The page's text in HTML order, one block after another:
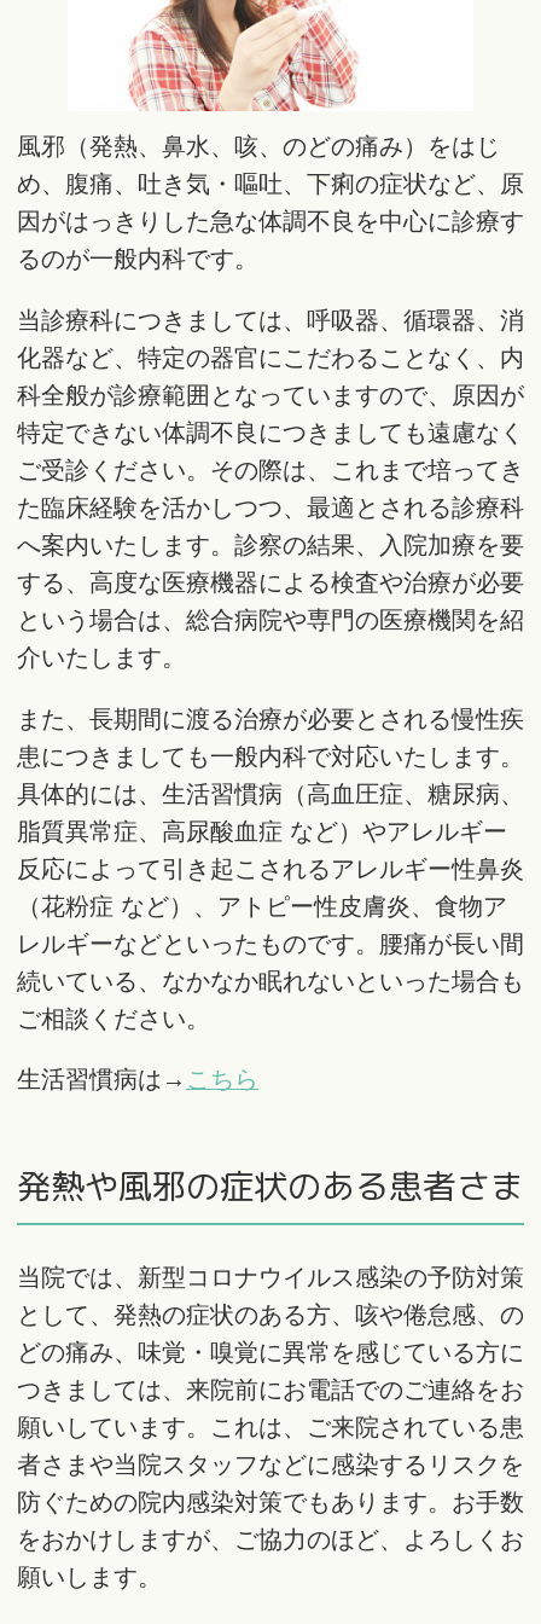
風邪（発熱、鼻水、咳、のどの痛み）をはじ
め、腹痛、吐き気・嘔吐、下痢の症状など、原
因がはっきりした急な体調不良を中心に診療す
るのが一般内科です。
当診療科につきましては、呼吸器、循環器、消
化器など、特定の器官にこだわることなく、内
科全般が診療範囲となっていますので、原因が
特定できない体調不良につきましても遠慮なく
ご受診ください。その際は、これまで培ってき
た臨床経験を活かしつつ、最適とされる診療科
へ案内いたします。診察の結果、入院加療を要
する、高度な医療機器による検査や治療が必要
という場合は、総合病院や専門の医療機関を紹
介いたします。
また、長期間に渡る治療が必要とされる慢性疾
患につきましても一般内科で対応いたします。
具体的には、生活習慣病（高血圧症、糖尿病、
脂質異常症、高尿酸血症 など）やアレルギー
反応によって引き起こされるアレルギー性鼻炎
（花粉症 など）、アトピー性皮膚炎、食物ア
レルギーなどといったものです。腰痛が長い間
続いている、なかなか眠れないといった場合も
ご相談ください。
生活習慣病は→ こちら
発熱や風邪の症状のある患者さま
当院では、新型コロナウイルス感染の予防対策
として、発熱の症状のある方、咳や倦怠感、の
どの痛み、味覚・嗅覚に異常を感じている方に
つきましては、来院前にお電話でのご連絡をお
願いしています。これは、ご来院されている患
者さまや当院スタッフなどに感染するリスクを
防ぐための院内感染対策でもあります。お手数
をおかけしますが、ご協力のほど、よろしくお
願いします。